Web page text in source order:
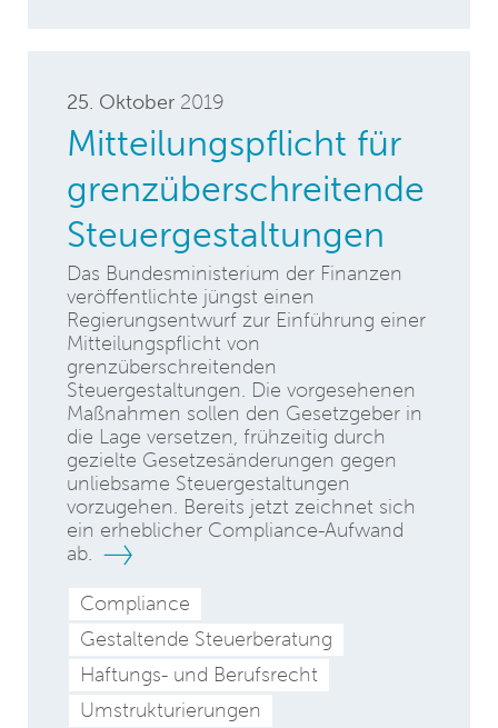
25. Oktober 2019
Mitteilungspflicht für
grenzüberschreitende
Steuergestaltungen
Das Bundesministerium der Finanzen
veröffentlichte jüngst einen
Regierungsentwurf zur Einführung einer
Mitteilungspflicht von
grenzüberschreitenden
Steuergestaltungen. Die vorgesehenen
Maßnahmen sollen den Gesetzgeber in
die Lage versetzen, frühzeitig durch
gezielte Gesetzesänderungen gegen
unliebsame Steuergestaltungen
vorzugehen. Bereits jetzt zeichnet sich
ein erheblicher Compliance-Aufwand
ab.
Compliance
Gestaltende Steuerberatung
Haftungs- und Berufsrecht
Umstrukturierungen